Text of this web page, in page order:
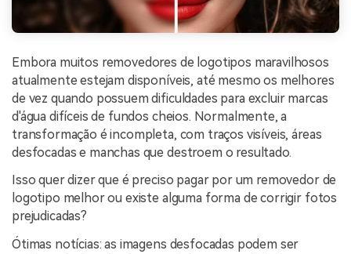
Embora muitos removedores de logotipos maravilhosos
atualmente estejam disponíveis, até mesmo os melhores
de vez quando possuem dificuldades para excluir marcas
d'água difíceis de fundos cheios. Normalmente, a
transformação é incompleta, com traços visíveis, áreas
desfocadas e manchas que destroem o resultado.
Isso quer dizer que é preciso pagar por um removedor de
logotipo melhor ou existe alguma forma de corrigir fotos
prejudicadas?
Ótimas notícias: as imagens desfocadas podem ser